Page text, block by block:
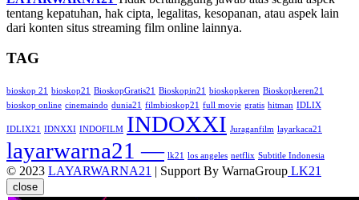
tentang kepatuhan, hak cipta, legalitas, kesopanan, atau aspek lain
dari konten situs streaming film online lainnya.
TAG
bioskop 21 bioskop21 BioskopGratis21 Bioskopin21 bioskopkeren Bioskopkeren21
bioskop online cinemaindo dunia21 filmbioskop21 full movie gratis hitman IDLIX
IDLIX21 IDNXXI INDOFILM INDOXXI Juraganfilm layarkaca21
layarwarna21 — lk21 los angeles netflix Subtitle Indonesia
© 2023 LAYARWARNA21 | Support By WarnaGroup LK21
close